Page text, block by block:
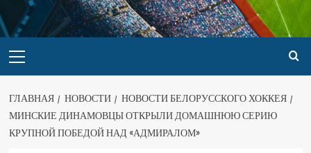
ГЛАВНАЯ НОВОСТИ
НОВОСТИ БЕЛОРУССКОГО ХОККЕЯ
МИНСКИЕ ДИНАМОВЦЫ ОТКРЫЛИ ДОМАШНЮЮ СЕРИЮ
КРУПНОЙ ПОБЕДОЙ НАД «АДМИРАЛОМ»